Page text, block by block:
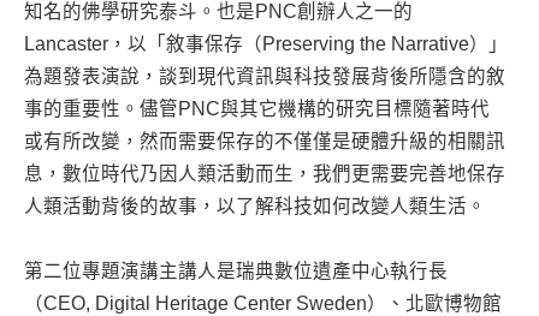
知名的佛學研究泰斗。也是PNC創辦人之一的
Lancaster，以「敘事保存（Preserving the Narrative）」
為題發表演說，談到現代資訊與科技發展背後所隱含的敘
事的重要性。儘管PNC與其它機構的研究目標隨著時代
或有所改變，然而需要保存的不僅僅是硬體升級的相關訊
息，數位時代乃因人類活動而生，我們更需要完善地保存
人類活動背後的故事，以了解科技如何改變人類生活。
第二位專題演講主講人是瑞典數位遺產中心執行長
（CEO, Digital Heritage Center Sweden）、北歐博物館